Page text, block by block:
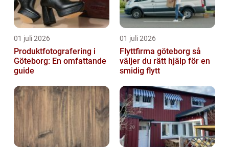
01 juli 2026
Produktfotografering i
Göteborg: En omfattande
guide
01 juli 2026
Flyttfirma göteborg så
väljer du rätt hjälp för en
smidig flytt